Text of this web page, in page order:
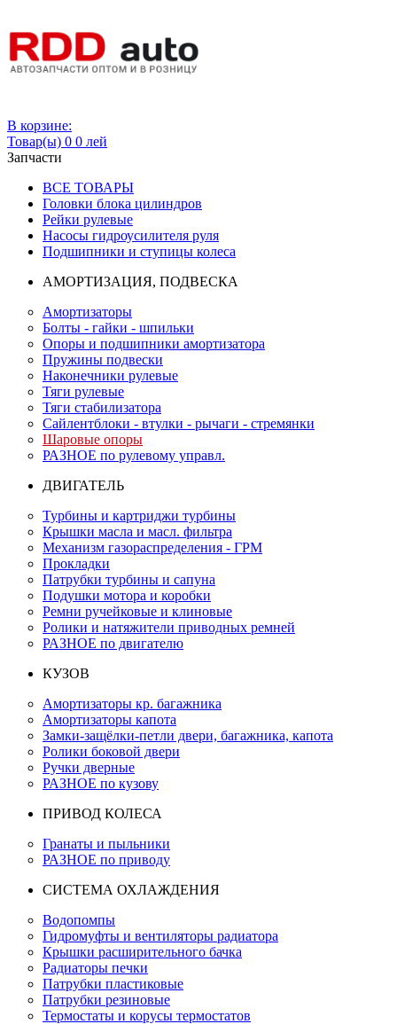
В корзине:
Товар(ы) 0 0 лей
Запчасти
ВСЕ ТОВАРЫ
Головки блока цилиндров
Рейки рулевые
Насосы гидроусилителя руля
Подшипники и ступицы колеса
АМОРТИЗАЦИЯ, ПОДВЕСКА
Амортизаторы
Болты - гайки - шпильки
Опоры и подшипники амортизатора
Пружины подвески
Наконечники рулевые
Тяги рулевые
Тяги стабилизатора
Сайлентблоки - втулки - рычаги - стремянки
Шаровые опоры
РАЗНОЕ по рулевому управл.
ДВИГАТЕЛЬ
Турбины и картриджи турбины
Крышки масла и масл. фильтра
Механизм газораспределения - ГРМ
Прокладки
Патрубки турбины и сапуна
Подушки мотора и коробки
Ремни ручейковые и клиновые
Ролики и натяжители приводных ремней
РАЗНОЕ по двигателю
КУЗОВ
Амортизаторы кр. багажника
Амортизаторы капота
Замки-защёлки-петли двери, багажника, капота
Ролики боковой двери
Ручки дверные
РАЗНОЕ по кузову
ПРИВОД КОЛЕСА
Гранаты и пыльники
РАЗНОЕ по приводу
СИСТЕМА ОХЛАЖДЕНИЯ
Водопомпы
Гидромуфты и вентиляторы радиатора
Крышки расширительного бачка
Радиаторы печки
Патрубки пластиковые
Патрубки резиновые
Термостаты и корусы термостатов